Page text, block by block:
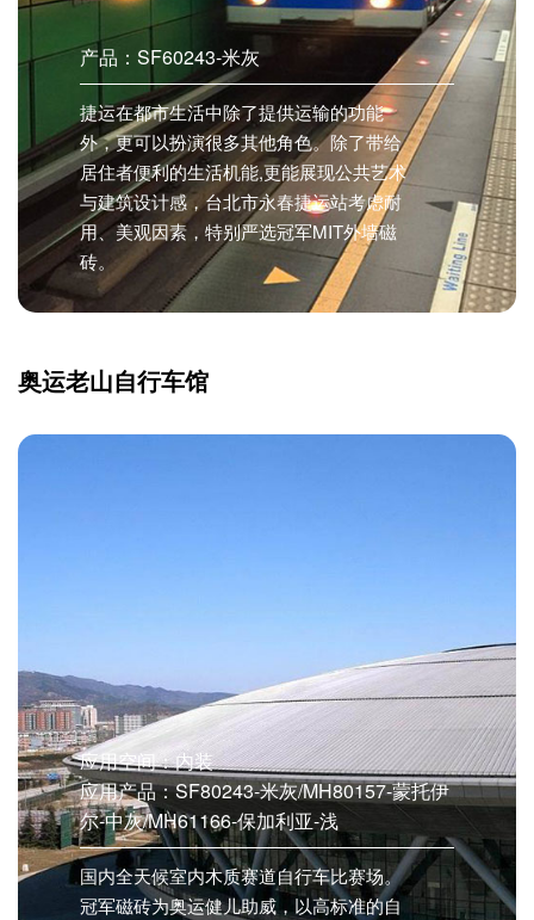
产品：SF60243-米灰
捷运在都市生活中除了提供运输的功能
外，更可以扮演很多其他角色。除了带给
居住者便利的生活机能,更能展现公共艺术
与建筑设计感，台北市永春捷运站考虑耐
用、美观因素，特别严选冠军MIT外墙磁
砖。
奥运老山自行车馆
应用空间：内装
应用产品：SF80243-米灰/MH80157-蒙托伊
尔-中灰/MH61166-保加利亚-浅
国内全天候室内木质赛道自行车比赛场。
冠军磁砖为奥运健儿助威，以高标准的自